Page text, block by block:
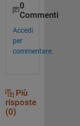
0
Commenti
Accedi
per
commentare.
Più
risposte
(0)